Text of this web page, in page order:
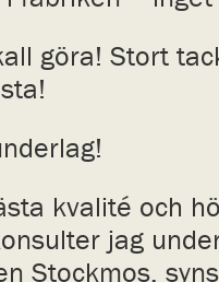
göra! Stort
kvalité och
jag
Stockmos,